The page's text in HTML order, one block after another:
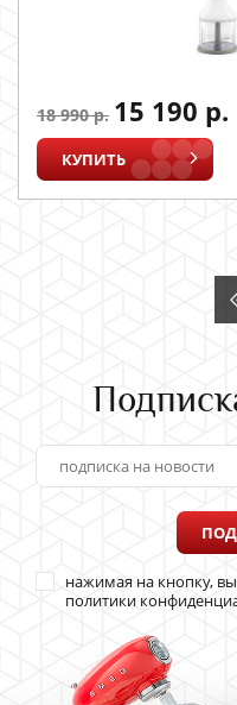
18 990 р. 15 190 р.
КУПИТЬ
нажимая на кнопку,
политики